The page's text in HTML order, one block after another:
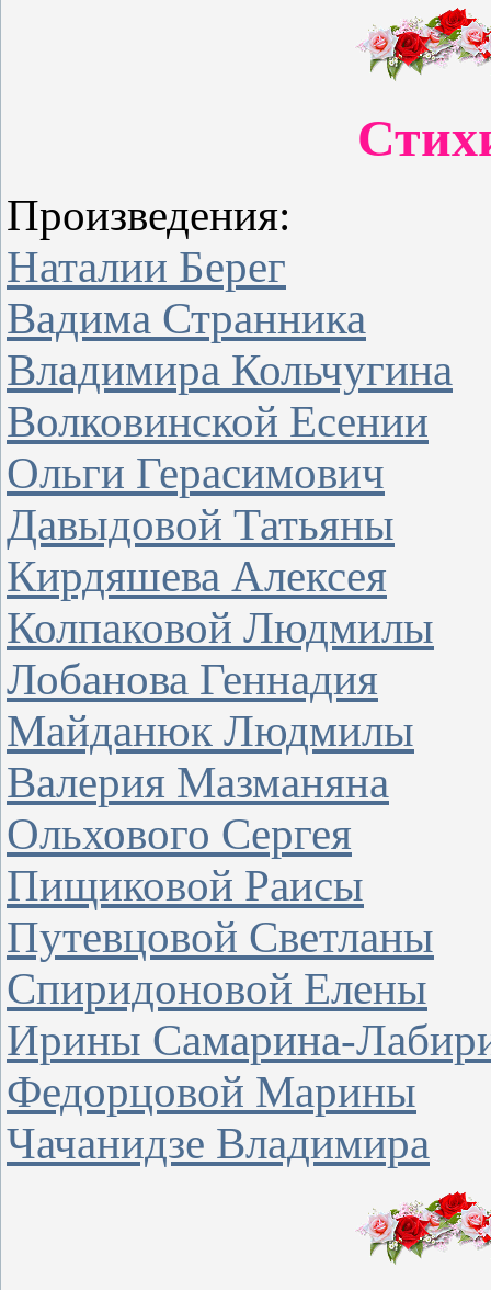
Произведения:
Наталии Берег
Вадима Странника
Владимира Кольчугина
Волковинской Есении
Ольги Герасимович
Давыдовой Татьяны
Кирдяшева Алексея
Колпаковой Людмилы
Лобанова Геннадия
Майданюк Людмилы
Валерия Мазманяна
Ольхового Сергея
Пищиковой Раисы
Путевцовой Светланы
Спиридоновой Елены
Ирины Самарина-
Федорцовой Марины
Чачанидзе Владимира